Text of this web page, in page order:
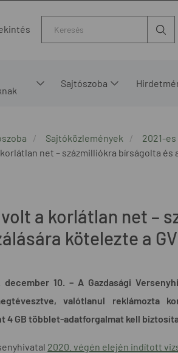
Sajtószoba
Sajtóközlemények
2021-
net – százmilliókra bírságolta és
a korlátlan net –
kötelezte a
december 10. – A Gazdasági
valótlanul reklámozta
4 GB többlet-adatforgalmat kell
2020. végén elején indított